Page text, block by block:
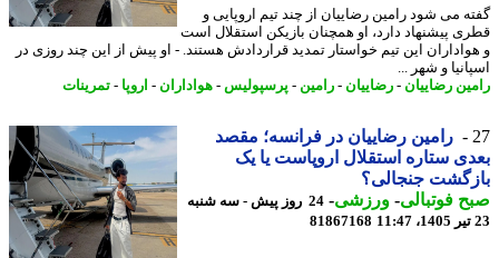
می شود رامین رضاییان از چند تیم اروپایی و
پیشنهاد دارد، او همچنان بازیکن استقلال است
این تیم خواستار تمدید قراردادش هستند. - او پیش از این چند روزی در
و شهر ...
رضاییان-رضاییان-رامین -پرسپولیس-هواداران - اروپا - تمرینات
رامین رضاییان در فرانسه؛ مقصد
ستاره استقلال اروپاست یا یک
جنجالی؟
فوتبالی-ورزشی-
24 روز پیش - سه شنبه
81867168